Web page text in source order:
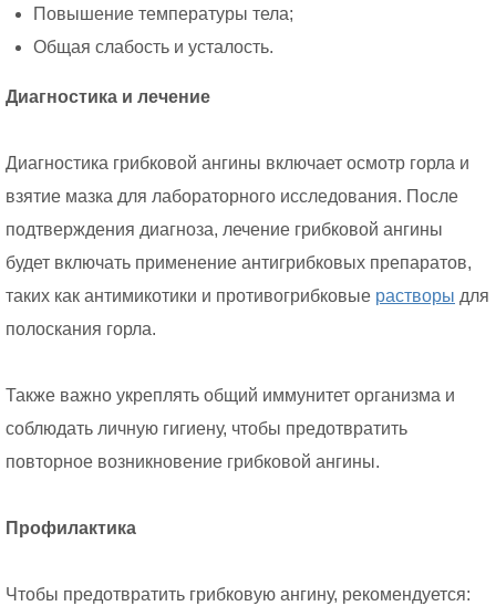
Повышение температуры тела;
Общая слабость и усталость.
Диагностика и лечение
Диагностика грибковой ангины включает осмотр горла и
взятие мазка для лабораторного исследования. После
подтверждения диагноза, лечение грибковой ангины
будет включать применение антигрибковых препаратов,
таких как антимикотики и противогрибковые растворы для
полоскания горла.
Также важно укреплять общий иммунитет организма и
соблюдать личную гигиену, чтобы предотвратить
повторное возникновение грибковой ангины.
Профилактика
Чтобы предотвратить грибковую ангину, рекомендуется: